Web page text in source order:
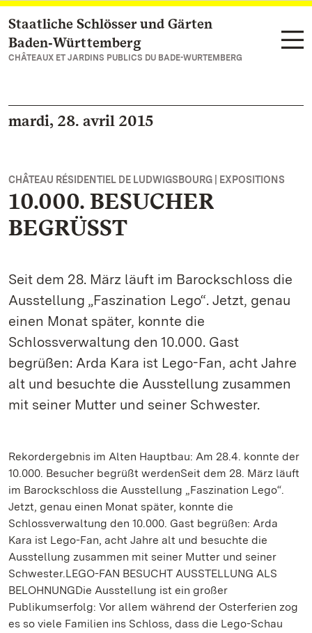
Vers la page d’accueil
Staatliche Schlösser und Gärten
Baden‑Württemberg
CHÂTEAUX ET JARDINS PUBLICS DU BADE-WURTEMBERG
mardi, 28. avril 2015
CHÂTEAU RÉSIDENTIEL DE LUDWIGSBOURG | EXPOSITIONS
10.000. BESUCHER
BEGRÜSST
Seit dem 28. März läuft im Barockschloss die
Ausstellung „Faszination Lego“. Jetzt, genau
einen Monat später, konnte die
Schlossverwaltung den 10.000. Gast
begrüßen: Arda Kara ist Lego-Fan, acht Jahre
alt und besuchte die Ausstellung zusammen
mit seiner Mutter und seiner Schwester.
Rekordergebnis im Alten Hauptbau: Am 28.4. konnte der
10.000. Besucher begrüßt werdenSeit dem 28. März läuft
im Barockschloss die Ausstellung „Faszination Lego“.
Jetzt, genau einen Monat später, konnte die
Schlossverwaltung den 10.000. Gast begrüßen: Arda
Kara ist Lego-Fan, acht Jahre alt und besuchte die
Ausstellung zusammen mit seiner Mutter und seiner
Schwester.LEGO-FAN BESUCHT AUSSTELLUNG ALS
BELOHNUNGDie Ausstellung ist ein großer
Publikumserfolg: Vor allem während der Osterferien zog
es so viele Familien ins Schloss, dass die Lego-Schau